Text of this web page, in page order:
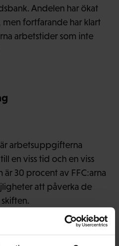
Andelen har ökat
men fortfarande har klart
arbetstider som inte
arbetsuppgifterna
en viss tid och en viss
30 procent av FFC:arna
att påverka de